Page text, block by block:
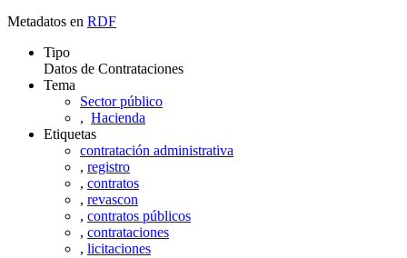
Metadatos en RDF
Tipo
Datos de Contrataciones
Tema
Sector público
, Hacienda
Etiquetas
contratación administrativa
, registro
, contratos
, revascon
, contratos públicos
, contrataciones
, licitaciones